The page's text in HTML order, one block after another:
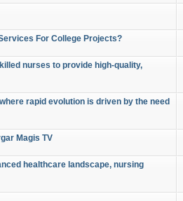
For College Projects?
nurses to provide high-quality,
rapid evolution is driven by the need
Magis TV
healthcare landscape, nursing